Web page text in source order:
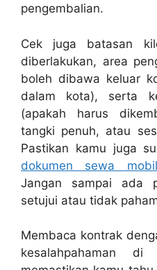
pengembalian.
Cek juga batasan
diberlakukan, area
boleh dibawa keluar
dalam kota), serta
(apakah harus
tangki penuh, atau
Pastikan kamu juga
dokumen sewa
Jangan sampai ada
setujui atau tidak
Membaca kontrak
kesalahpahaman